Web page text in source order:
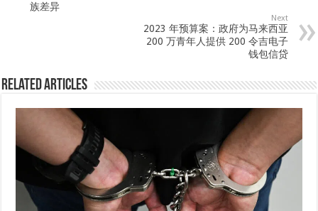
族差异
Next
2023 年预算案：政府为马来西亚
200 万青年人提供 200 令吉电子
钱包信贷
Related Articles